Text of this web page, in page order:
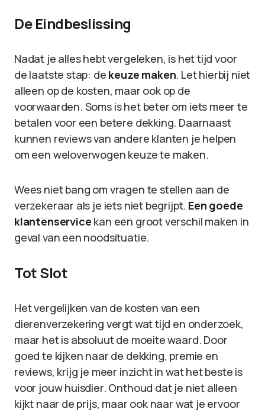
De Eindbeslissing
Nadat je alles hebt vergeleken, is het tijd voor
de laatste stap: de keuze maken. Let hierbij niet
alleen op de kosten, maar ook op de
voorwaarden. Soms is het beter om iets meer te
betalen voor een betere dekking. Daarnaast
kunnen reviews van andere klanten je helpen
om een weloverwogen keuze te maken.
Wees niet bang om vragen te stellen aan de
verzekeraar als je iets niet begrijpt. Een goede
klantenservice kan een groot verschil maken in
geval van een noodsituatie.
Tot Slot
Het vergelijken van de kosten van een
dierenverzekering vergt wat tijd en onderzoek,
maar het is absoluut de moeite waard. Door
goed te kijken naar de dekking, premie en
reviews, krijg je meer inzicht in wat het beste is
voor jouw huisdier. Onthoud dat je niet alleen
kijkt naar de prijs, maar ook naar wat je ervoor